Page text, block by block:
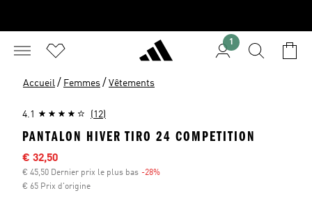
1
Accueil / Femmes / Vêtements
4.1 (12)
PANTALON HIVER TIRO 24 COMPETITION
Sale price
€ 32,50
€ 45,50 Dernier prix le plus bas -28%
€ 65 Prix d'origine